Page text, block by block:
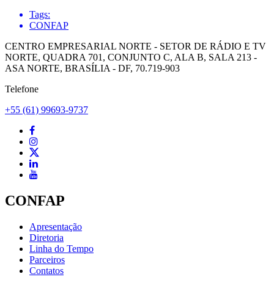
Tags:
CONFAP
CENTRO EMPRESARIAL NORTE - SETOR DE RÁDIO E TV
NORTE, QUADRA 701, CONJUNTO C, ALA B, SALA 213 -
ASA NORTE, BRASÍLIA - DF, 70.719-903
Telefone
+55 (61) 99693-9737
CONFAP
Apresentação
Diretoria
Linha do Tempo
Parceiros
Contatos